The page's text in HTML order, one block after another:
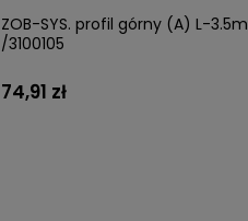
Szczotkowany /WARIANTY/
ZOB-SYS. profil górny (A) L-3.5m
/3100105
74,91 zł